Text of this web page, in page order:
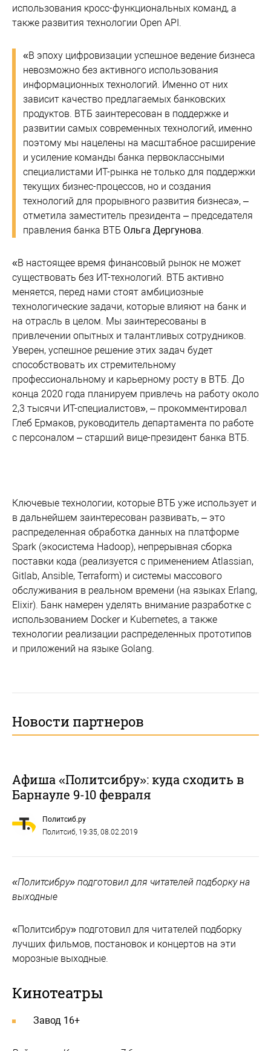
использования кросс-функциональных команд, а
также развития технологии Open API.
«В эпоху цифровизации успешное ведение бизнеса
невозможно без активного использования
информационных технологий. Именно от них
зависит качество предлагаемых банковских
продуктов. ВТБ заинтересован в поддержке и
развитии самых современных технологий, именно
поэтому мы нацелены на масштабное расширение
и усиление команды банка первоклассными
специалистами ИТ-рынка не только для поддержки
текущих бизнес-процессов, но и создания
технологий для прорывного развития бизнеса», –
отметила заместитель президента – председателя
правления банка ВТБ Ольга Дергунова
«В настоящее время финансовый рынок не может
существовать без ИТ-технологий. ВТБ активно
меняется, перед нами стоят амбициозные
технологические задачи, которые влияют на банк и
на отрасль в целом. Мы заинтересованы в
привлечении опытных и талантливых сотрудников.
Уверен, успешное решение этих задач будет
способствовать их стремительному
профессиональному и карьерному росту в ВТБ. До
конца 2020 года планируем привлечь на работу около
2,3 тысячи ИТ-специалистов», – прокомментировал
Глеб Ермаков, руководитель департамента по работе
с персоналом – старший вице-президент банка ВТБ.
Ключевые технологии, которые ВТБ уже использует и
в дальнейшем заинтересован развивать, – это
распределенная обработка данных на платформе
Spark (экосистема Hadoop), непрерывная сборка
поставки кода (реализуется с применением Atlassian,
Gitlab, Ansible, Terraform) и системы массового
обслуживания в реальном времени (на языках Erlang,
Elixir). Банк намерен уделять внимание разработке с
использованием Docker и Kubernetes, а также
технологии реализации распределенных прототипов
и приложений на языке Golang.
Новости партнеров
Афиша «Политсибру»: куда сходить в
Барнауле 9-10 февраля
Политсиб.ру
Политсиб , 19:35, 08.02.2019
«Политсибру» подготовил для читателей подборку на
выходные
«Политсибру» подготовил для читателей подборку
лучших фильмов, постановок и концертов на эти
морозные выходные.
Кинотеатры
Завод 16+